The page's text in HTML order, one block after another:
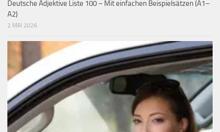
Deutsche Adjektive Liste 100 – Mit einfachen Beispielsätzen (A1–
A2)
2 MAI 2026